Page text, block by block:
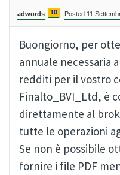
adwords 10 Posted 11
Buongiorno, per
annuale necessaria
redditi per il vostro
Finalto_BVI_Ltd, è
direttamente al
tutte le operazioni
Se non è possibile
fornire i file PDF